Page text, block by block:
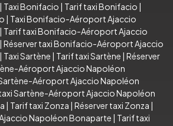
| Taxi Bonifacio | Tarif taxi Bonifacio |
| Taxi Bonifacio-Aéroport Ajaccio
| Tarif taxi Bonifacio-Aéroport Ajaccio
| Réserver taxi Bonifacio-Aéroport Ajaccio
| Taxi Sartène | Tarif taxi Sartène | Réserver
Aéroport Ajaccio Napoléon
Aéroport Ajaccio Napoléon
Sartène-Aéroport Ajaccio Napoléon
| Tarif taxi Zonza | Réserver taxi Zonza |
Napoléon Bonaparte | Tarif taxi